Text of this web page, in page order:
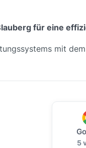
für eine
mit
5